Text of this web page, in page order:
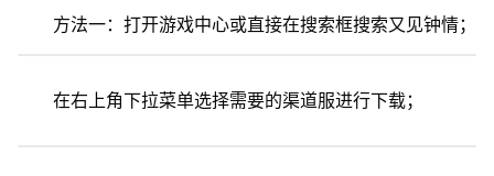
方法一：打开游戏中心或直接在搜索框搜索又见钟情；
在右上角下拉菜单选择需要的渠道服进行下载；